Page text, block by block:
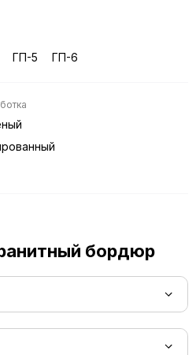
ГП-5 ГП-6
бордюр